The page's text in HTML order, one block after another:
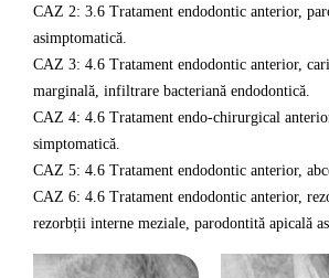
CAZ 2: 3.6 Tratament endodontic anterior,
asimptomatică.
CAZ 3: 4.6 Tratament endodontic anterior,
marginală, infiltrare bacteriană endodontică.
CAZ 4: 4.6 Tratament endo-chirurgical
simptomatică.
CAZ 5: 4.6 Tratament endodontic anterior,
CAZ 6: 4.6 Tratament endodontic anterior,
rezorbții interne meziale, parodontită apicală